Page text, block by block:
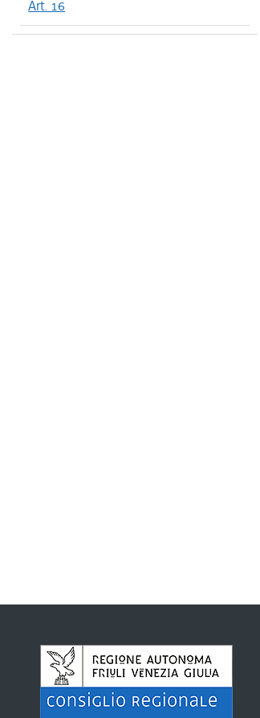
Art. 16